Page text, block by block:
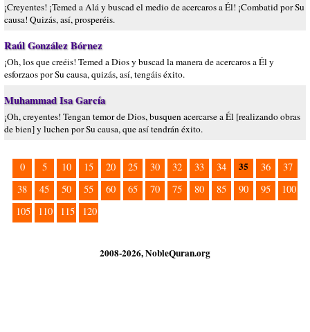
¡Creyentes! ¡Temed a Alá y buscad el medio de acercaros a Él! ¡Combatid por Su
causa! Quizás, así, prosperéis.
Raúl González Bórnez
¡Oh, los que creéis! Temed a Dios y buscad la manera de acercaros a Él y
esforzaos por Su causa, quizás, así, tengáis éxito.
Muhammad Isa García
¡Oh, creyentes! Tengan temor de Dios, busquen acercarse a Él [realizando obras
de bien] y luchen por Su causa, que así tendrán éxito.
0 5 10 15 20 25 30 32 33 34 35 36
37
38
45 50 55 60 65 70 75 80 85 90 95
100
105
110 115 120
2008-2026, NobleQuran.org